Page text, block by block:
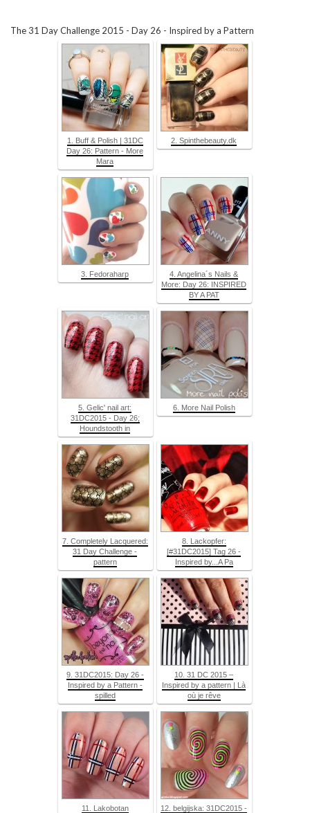
The 31 Day Challenge 2015 - Day 26 - Inspired by a Pattern
1. Buff & Polish | 31DC
Day 26: Pattern - More
Mara
2. Spinthebeauty.dk
3. Fedoraharp
4. Angelina´s Nails &
More: Day 26: INSPIRED
BY A PAT
5. Gelic' nail art:
31DC2015 - Day 26;
Houndstooth in
6. More Nail Polish
7. Completely Lacquered:
31 Day Challenge -
pattern
8. Lackopfer:
[#31DC2015] Tag 26 -
Inspired by...A Pa
9. 31DC2015: Day 26 -
Inspired by a Pattern -
spilled
10. 31 DC 2015 –
Inspired by a pattern | Là
où je rêve
11. Lakobotan
12. belgijska: 31DC2015 -